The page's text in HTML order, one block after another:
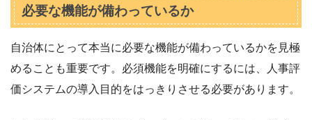
必要な機能が備わっているか
自治体にとって本当に必要な機能が備わっているかを見極
めることも重要です。必須機能を明確にするには、人事評
価システムの導入目的をはっきりさせる必要があります。